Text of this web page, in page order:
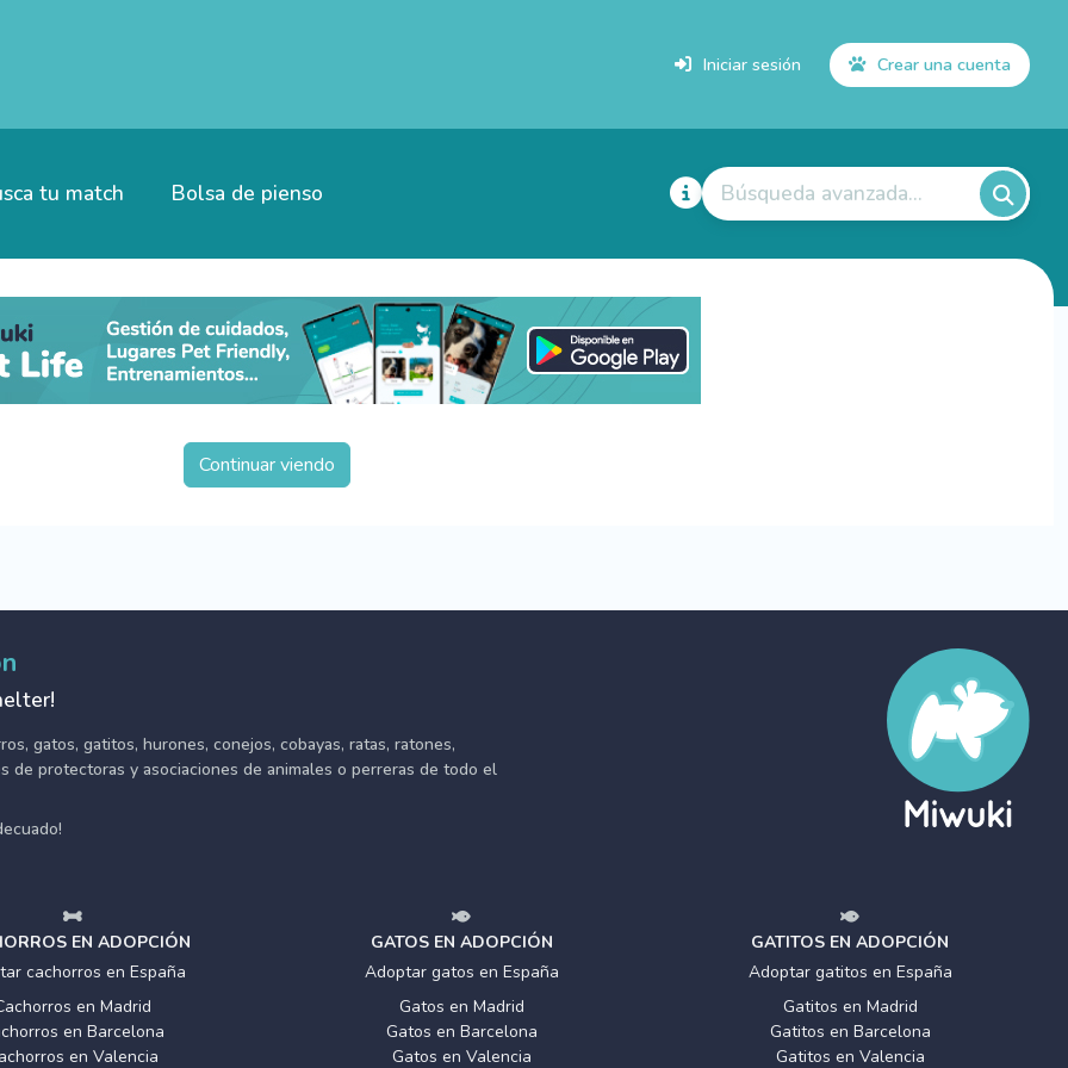
Iniciar sesión Crear una cuenta
tu match Bolsa de pienso Búsqueda avanzada...
Continuar viendo
gatos, gatitos, hurones, conejos, cobayas, ratas, ratones,
de protectoras y asociaciones de animales o perreras de todo el
EN ADOPCIÓN
cachorros en España
en Madrid
en Barcelona
en Valencia
GATOS EN ADOPCIÓN
Adoptar gatos en España
Gatos en Madrid
Gatos en Barcelona
Gatos en Valencia
GATITOS EN ADOPCIÓN
Adoptar gatitos en España
Gatitos en Madrid
Gatitos en Barcelona
Gatitos en Valencia